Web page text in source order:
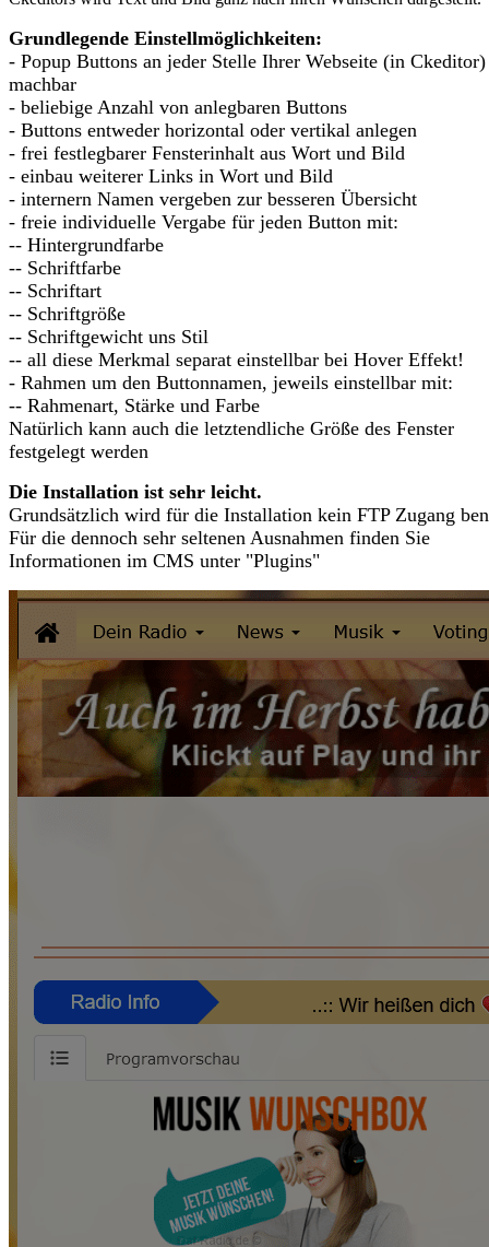
Grundlegende Einstellmöglichkeiten:
- Popup Buttons an jeder Stelle Ihrer Webseite (in Ckeditor)
machbar
- beliebige Anzahl von anlegbaren Buttons
- Buttons entweder horizontal oder vertikal anlegen
- frei festlegbarer Fensterinhalt aus Wort und Bild
- einbau weiterer Links in Wort und Bild
- internern Namen vergeben zur besseren Übersicht
- freie individuelle Vergabe für jeden Button mit:
-- Hintergrundfarbe
-- Schriftfarbe
-- Schriftart
-- Schriftgröße
-- Schriftgewicht uns Stil
-- all diese Merkmal separat einstellbar bei Hover Effekt!
- Rahmen um den Buttonnamen, jeweils einstellbar mit:
-- Rahmenart, Stärke und Farbe
Natürlich kann auch die letztendliche Größe des Fenster
festgelegt werden
Die Installation ist sehr leicht.
Grundsätzlich wird für die Installation kein FTP Zugang
Für die dennoch sehr seltenen Ausnahmen finden Sie
Informationen im CMS unter "Plugins"